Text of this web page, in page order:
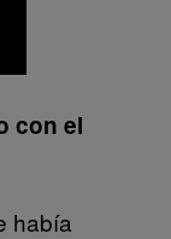
con el
había